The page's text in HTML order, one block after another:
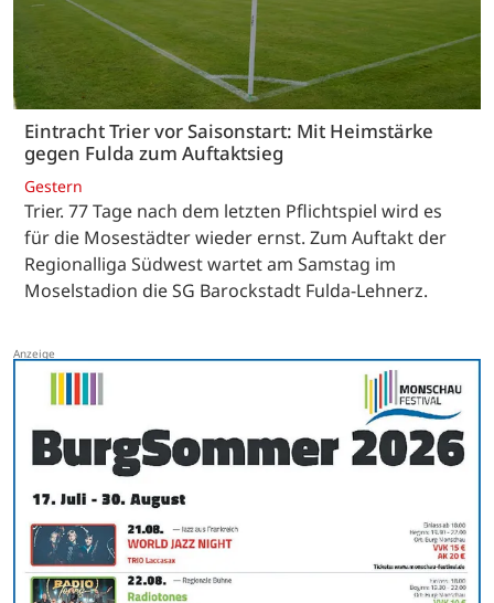
Eintracht Trier vor Saisonstart: Mit Heimstärke
gegen Fulda zum Auftaktsieg
Gestern
Trier. 77 Tage nach dem letzten Pflichtspiel wird es
für die Mosestädter wieder ernst. Zum Auftakt der
Regionalliga Südwest wartet am Samstag im
Moselstadion die SG Barockstadt Fulda-Lehnerz.